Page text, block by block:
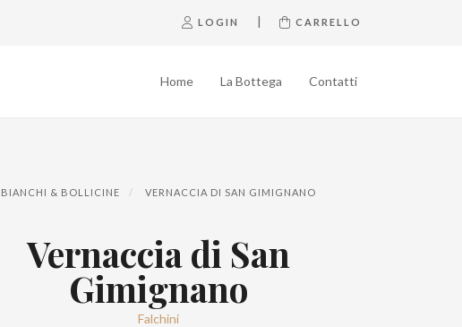
LOGIN | CARRELLO
Home La Bottega Contatti
BIANCHI & BOLLICINE VERNACCIA DI SAN GIMIGNANO
Vernaccia di San
Gimignano
Falchini